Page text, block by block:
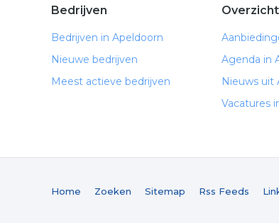
Bedrijven
Bedrijven in Apeldoorn
Nieuwe bedrijven
Meest actieve bedrijven
Agenda in
Nieuws uit
Vacatures
Home Zoeken Sitemap Rss Feeds